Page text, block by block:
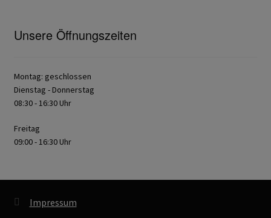
Unsere Öffnungszeiten
Montag: geschlossen
Dienstag - Donnerstag
08:30 - 16:30 Uhr
Freitag
09:00 - 16:30 Uhr
Impressum